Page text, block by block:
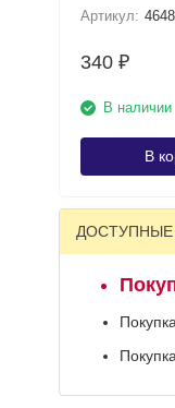
Артикул:
340 ₽
В наличии
В
ДОСТУПНЫЕ